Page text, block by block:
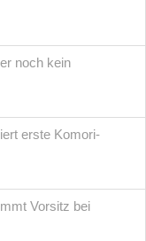
noch kein
erste Komori-
Vorsitz bei